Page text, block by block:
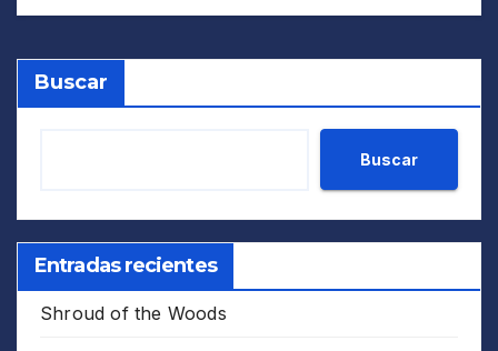
Buscar
Buscar
Entradas recientes
Shroud of the Woods